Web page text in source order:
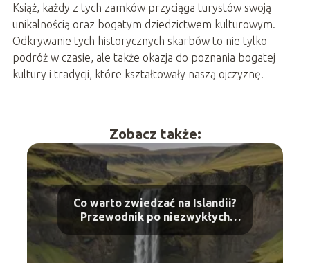
Książ, każdy z tych zamków przyciąga turystów swoją
unikalnością oraz bogatym dziedzictwem kulturowym.
Odkrywanie tych historycznych skarbów to nie tylko
podróż w czasie, ale także okazja do poznania bogatej
kultury i tradycji, które kształtowały naszą ojczyznę.
Zobacz także:
Co warto zwiedzać na Islandii?
Przewodnik po niezwykłych